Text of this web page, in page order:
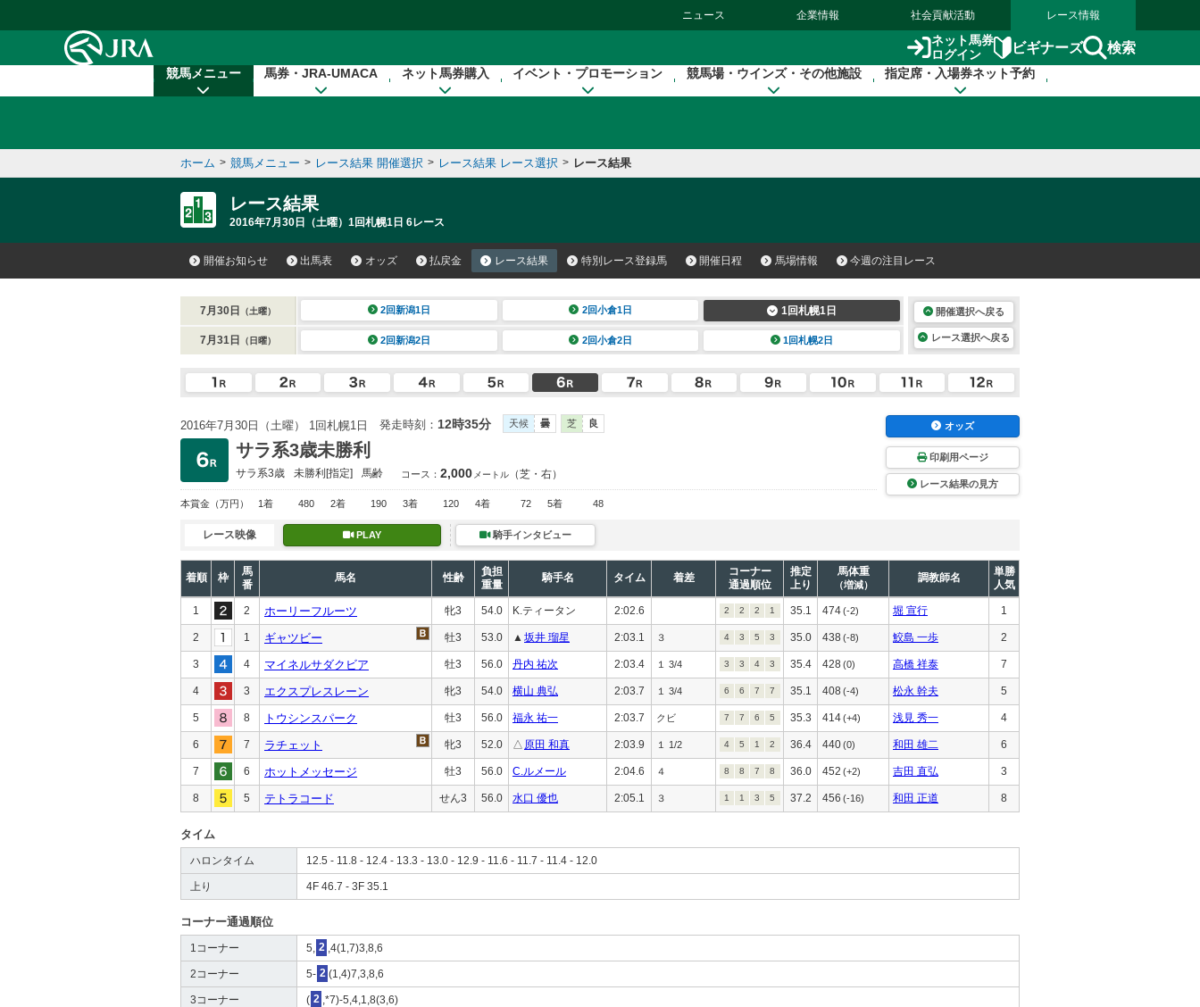
ニュース 企業情報 社会貢献活動 レース情報
ネット馬券
ログイン
ビギナーズ 検索
競馬メニュー 馬券・JRA-UMACA ネット馬券購入 イベント・プロモーション 競馬場・ウインズ・その他施設 指定席・入場券ネット予約
ホーム > 競馬メニュー > レース結果 開催選択 > レース結果 レース選択 > レース結果
レース結果
2016年7月30日（土曜）1回札幌1日 6レース
開催お知らせ 出馬表 オッズ 払戻金 レース結果 特別レース登録馬 開催日程 馬場情報 今週の注目レース
7月30日 （土曜） 2回新潟1日 2回小倉1日 1回札幌1日
7月31日 （日曜） 2回新潟2日 2回小倉2日 1回札幌2日
開催選択へ戻る
レース選択へ戻る
2016年7月30日（土曜） 1回札幌1日 発走時刻： 12時35分 天候 曇 芝 良
サラ系3歳未勝利
サラ系3歳 未勝利[指定] 馬齢 コース： 2,000 メートル （芝・右）
本賞金 （万円） 1着 480 2着 190 3着 120 4着 72 5着 48
オッズ
印刷用ページ
レース結果の見方
レース映像 PLAY 騎手インタビュー
着順 枠
馬
番
馬名 性齢
負担
重量
騎手名 タイム 着差
コーナー
通過順位
推定
上り
馬体重
（増減）
調教師名
単勝
人気
1 2 ホーリーフルーツ 牝3 54.0 K.ティータン 2:02.6 2 2 2 1 35.1 474(-2) 堀 宣行 1
2 1 ギャツビー 牡3 53.0 ▲ 坂井 瑠星 2:03.1 ３ 4 3 5 3 35.0 438 (-8) 鮫島 一歩 2
3 4 マイネルサダクビア 牡3 56.0 丹内 祐次 2:03.4 １ 3/4 3 3 4 3 35.4 428(0) 高橋 祥泰 7
4 3 エクスプレスレーン 牝3 54.0 横山 典弘 2:03.7 １ 3/4 6 6 7 7 35.1 408 (-4) 松永 幹夫 5
5 8 トウシンスパーク 牡3 56.0 福永 祐一 2:03.7 クビ 7 7 6 5 35.3 414(+4) 浅見 秀一 4
6 7 ラチェット 牝3 52.0 △ 原田 和真 2:03.9 １ 1/2 4 5 1 2 36.4 440(0) 和田 雄二 6
7 6 ホットメッセージ 牡3 56.0 C.ルメール 2:04.6 ４ 8 8 7 8 36.0 452 (+2) 吉田 直弘 3
8 5 テトラコード せん3 56.0 水口 優也 2:05.1 ３ 1 1 3 5 37.2 456 (-16) 和田 正道 8
タイム
ハロンタイム 12.5 - 11.8 - 12.4 - 13.3 - 13.0 - 12.9 - 11.6 - 11.7 - 11.4 - 12.0
上り 4F 46.7 - 3F 35.1
コーナー通過順位
1コーナー 5, 2 ,4(1,7)3,8,6
2コーナー 5- 2 (1,4)7,3,8,6
3コーナー ( 2 ,*7)-5,4,1,8(3,6)